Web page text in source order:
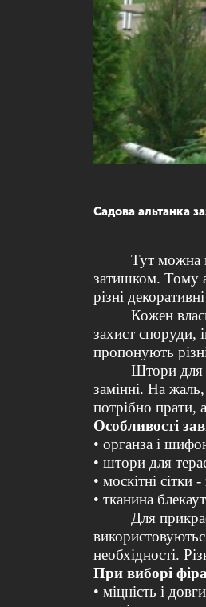
Садова альтанка
Тут можна
затишком. Тому
різні
Кожен
захист споруди,
пропонують
Штори для
замінні. На
потрібно прати,
Особливості
• органза і
• штори для
• москітні
• тканина
Для
необхідності.
При виборі
• міцність і